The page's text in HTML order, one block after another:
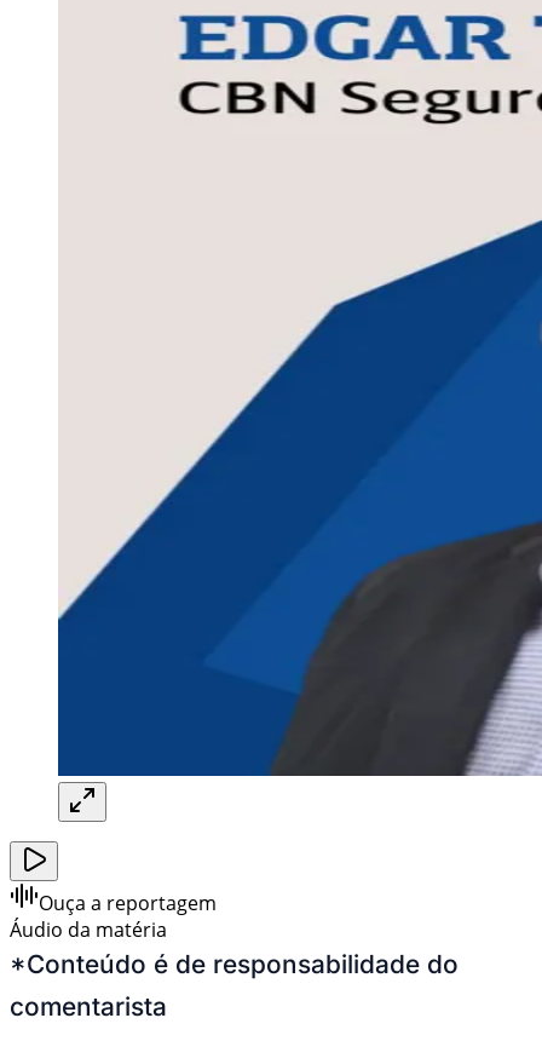
Ouça a reportagem
Áudio da matéria
*Conteúdo é de responsabilidade do
comentarista